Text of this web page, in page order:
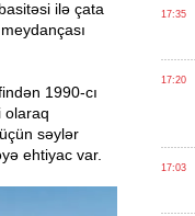
ilə çata
1990-cı
olaraq
səylər
ehtiyac var.
17:35
17:20
17:03